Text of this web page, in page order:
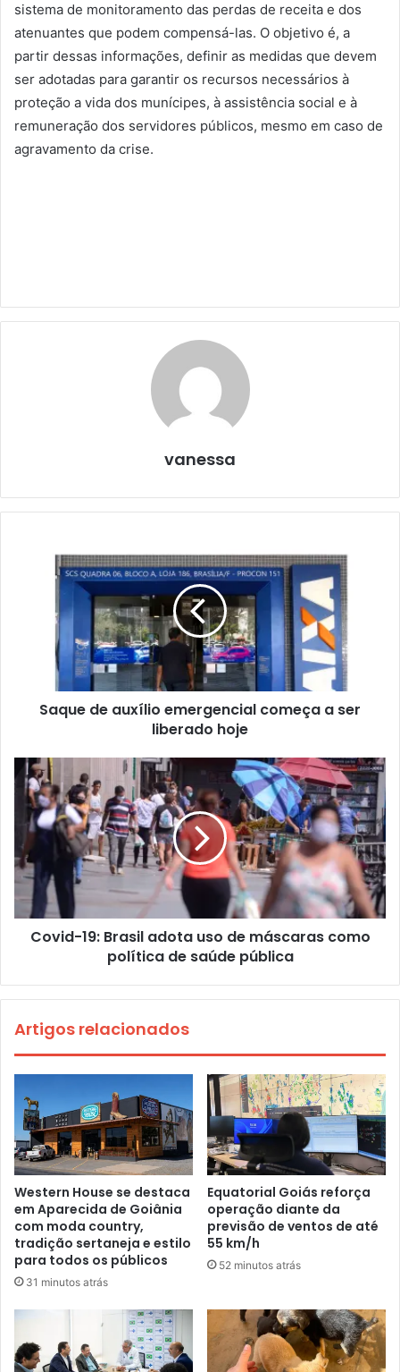
sistema de monitoramento das perdas de receita e dos
atenuantes que podem compensá-las. O objetivo é, a
partir dessas informações, definir as medidas que devem
ser adotadas para garantir os recursos necessários à
proteção a vida dos munícipes, à assistência social e à
remuneração dos servidores públicos, mesmo em caso de
agravamento da crise.
vanessa
Saque de auxílio emergencial começa a ser
liberado hoje
Covid-19: Brasil adota uso de máscaras como
política de saúde pública
Artigos relacionados
Western House se destaca
em Aparecida de Goiânia
com moda country,
tradição sertaneja e estilo
para todos os públicos
31 minutos atrás
Equatorial Goiás reforça
operação diante da
previsão de ventos de até
55 km/h
52 minutos atrás